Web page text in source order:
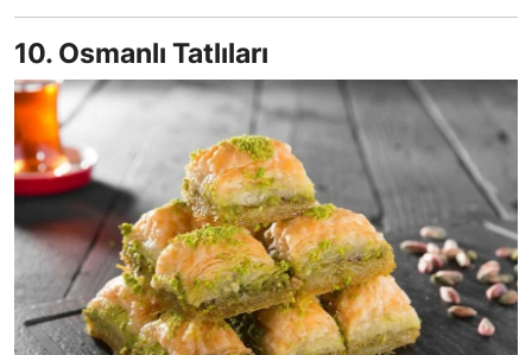
10. Osmanlı Tatlıları